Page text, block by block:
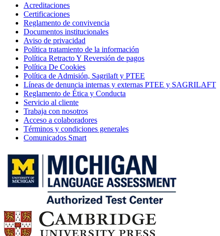
Acreditaciones
Certificaciones
Reglamento de convivencia
Documentos institucionales
Aviso de privacidad
Política tratamiento de la información
Política Retracto Y Reversión de pagos
Política De Cookies
Política de Admisión, Sagrilaft y PTEE
Líneas de denuncia internas y externas PTEE y SAGRILAFT
Reglamento de Ética y Conducta
Servicio al cliente
Trabaja con nosotros
Acceso a colaboradores
Términos y condiciones generales
Comunicados Smart